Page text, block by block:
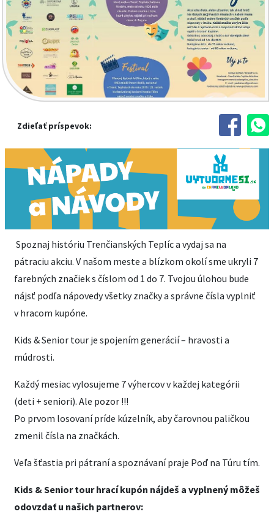
Zdieľať príspevok:
Spoznaj históriu Trenčianských Teplíc a vydaj sa na
pátraciu akciu. V našom meste a blízkom okolí sme ukryli 7
farebných značiek s číslom od 1 do 7. Tvojou úlohou bude
nájsť podľa nápovedy všetky značky a správne čísla vyplniť
v hracom kupóne.
Kids & Senior tour je spojením generácií – hravosti a
múdrosti.
Každý mesiac vylosujeme 7 výhercov v každej kategórii
(deti + seniori). Ale pozor !!!
Po prvom losovaní príde kúzelník, aby čarovnou paličkou
zmenil čísla na značkách.
Veľa šťastia pri pátraní a spoznávaní praje Poď na Túru tím.
Kids & Senior tour hrací kupón nájdeš a vyplnený môžeš
odovzdať u našich partnerov: